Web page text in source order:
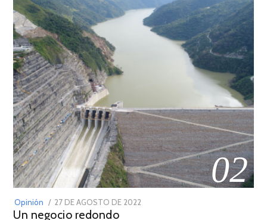
02
Opinión
POSTED
ON
27 DE AGOSTO DE 2022
Un negocio redondo